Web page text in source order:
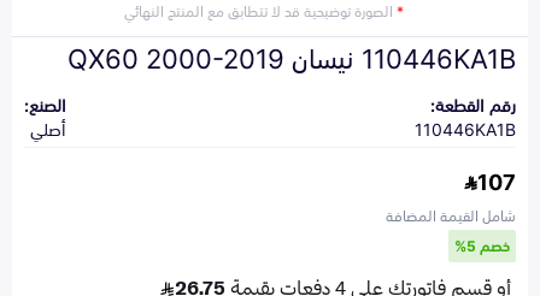
*الصورة توضيحية قد لا تتطابق مع المنتج النهائي
110446KA1B نيسان QX60 2000-2019
رقم القطعة:
110446KA1B
الصنع:
أصلي
107
شامل القيمة المضافة
خصم 5%